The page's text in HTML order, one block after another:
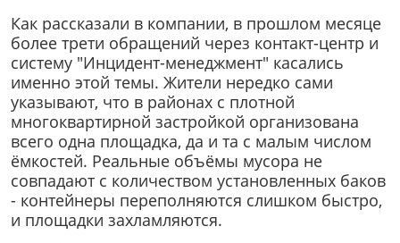
Как рассказали в компании, в прошлом месяце
более трети обращений через контакт-центр и
систему "Инцидент-менеджмент" касались
именно этой темы. Жители нередко сами
указывают, что в районах с плотной
многоквартирной застройкой организована
всего одна площадка, да и та с малым числом
ёмкостей. Реальные объёмы мусора не
совпадают с количеством установленных баков
- контейнеры переполняются слишком быстро,
и площадки захламляются.